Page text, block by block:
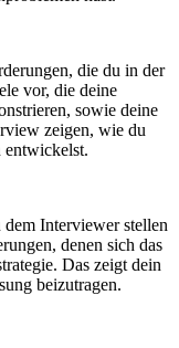
die du in der
vor, die deine
sowie deine
zeigen, wie du
entwickelst.
Interviewer stellen
denen sich das
Das zeigt dein
beizutragen.